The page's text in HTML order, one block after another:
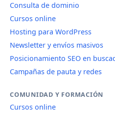
Consulta de dominio
Cursos online
Hosting para WordPress
Newsletter y envíos masivos
Posicionamiento SEO en
Campañas de pauta y redes
COMUNIDAD Y FORMACIÓN
Cursos online